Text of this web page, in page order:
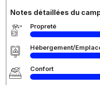
Notes détaillées du
Propreté
Hébergement/
Confort